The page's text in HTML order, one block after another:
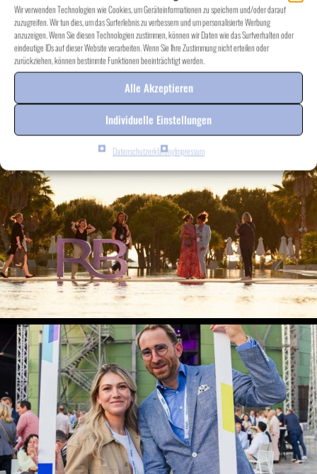
Wir verwenden Technologien wie Cookies, um Geräteinformationen zu speichern und/oder darauf
zuzugreifen. Wir tun dies, um das Surferlebnis zu verbessern und um personalisierte Werbung
anzuzeigen. Wenn Sie diesen Technologien zustimmen, können wir Daten wie das Surfverhalten oder
eindeutige IDs auf dieser Website verarbeiten. Wenn Sie Ihre Zustimmung nicht erteilen oder
zurückziehen, können bestimmte Funktionen beeinträchtigt werden.
Alle Akzeptieren
Individuelle Einstellungen
DatenschutzerklärungImpressum